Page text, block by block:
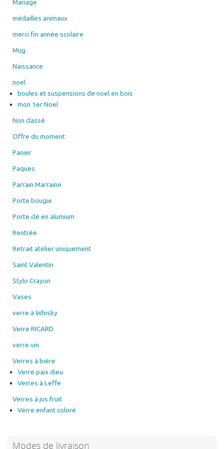
Mariage
médailles animaux
merci fin année scolaire
Mug
Naissance
noel
boules et suspensions de noel en bois
mon 1er Noel
Non classé
Offre du moment
Panier
Paques
Parrain Marraine
Porte bougie
Porte clé en alumium
Rentrée
Retrait atelier uniquement
Saint Valentin
Stylo Crayon
Vases
verre à Whisky
Verre RICARD
verre vin
Verres à bière
Verre paix dieu
Verres à Leffe
Verres à jus fruit
Verre enfant coloré
Modes de livraison